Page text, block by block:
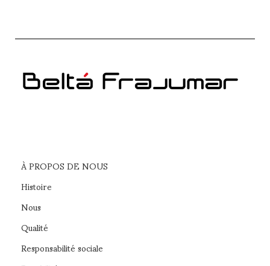
À PROPOS DE NOUS
Histoire
Nous
Qualité
Responsabilité sociale